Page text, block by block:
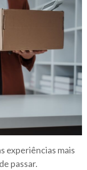
experiências mais
passar.